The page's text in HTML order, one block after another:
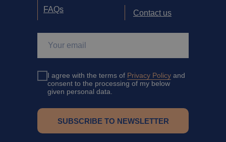
I agree with the terms of Privacy Policy and
consent to the processing of my below
given personal data.
SUBSCRIBE TO NEWSLETTER
FAQs
Contact us